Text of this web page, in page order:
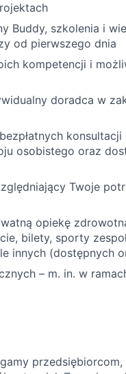
Buddy, szkolenia i
od pierwszego dnia
kompetencji i
doradca w
osobistego oraz
Twoje
opiekę
bilety, sporty
innych (dostępnych
– m. in. w